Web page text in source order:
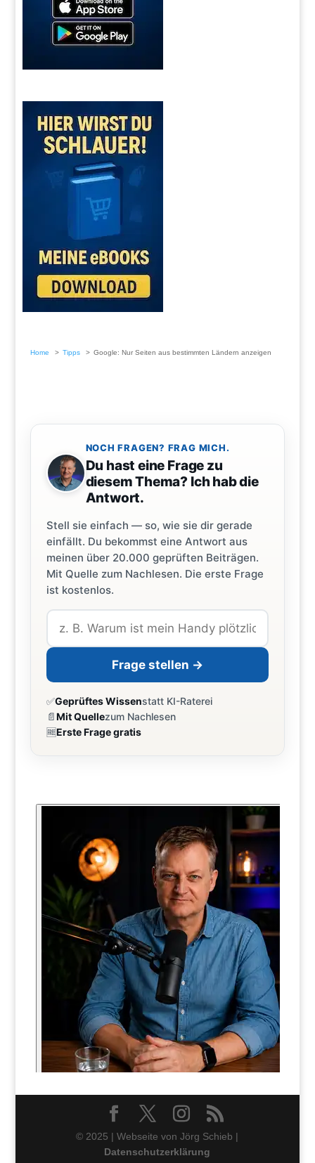
Home Tipps Google: Nur Seiten aus bestimmten Ländern anzeigen
NOCH FRAGEN? FRAG MICH.
Du hast eine Frage zu
diesem Thema? Ich hab die
Antwort.
Stell sie einfach — so, wie sie dir gerade
einfällt. Du bekommst eine Antwort aus
meinen über 20.000 geprüften Beiträgen.
Mit Quelle zum Nachlesen. Die erste Frage
ist kostenlos.
Frage stellen →
✅Geprüftes Wissenstatt KI-Raterei
📄Mit Quellezum Nachlesen
🆓Erste Frage gratis
© 2025 | Webseite von Jörg Schieb |
Datenschutzerklärung